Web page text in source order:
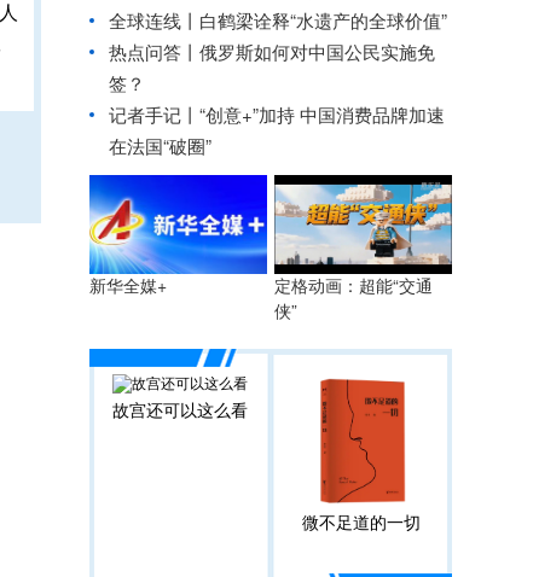
全球连线丨 白鹤梁诠释“水遗产的全球价值”
热点问答丨俄罗斯如何对中国公民实施免
签？
记者手记丨“创意+”加持 中国消费品牌加速
在法国“破圈”
新华全媒+
定格动画：超能“交通
侠”
故宫还可以这么看
微不足道的一切